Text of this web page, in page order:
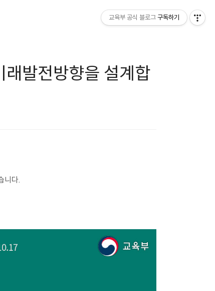
래발전방향을 설계합
니다.
교육부 공식 블로그 구독하기